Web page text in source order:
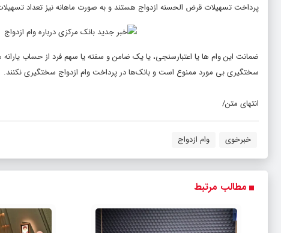
پرداخت تسهیلات قرض الحسنه ازدواج هستند و به صورت ماهانه نیز تعداد تسهیلات
ضمانت این وام ها یا اعتبارسنجی، یا یک ضامن و سفته یا سهم فرد از حساب
سختگیری بی مورد ممنوع است و بانک‌ها در پرداخت وام ازدواج سختگیری نکنند.
انتهای متن/
خبرخوی وام ازدواج
مطالب مرتبط